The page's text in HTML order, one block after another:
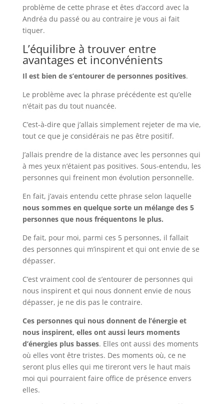
problème de cette phrase et êtes d’accord avec la
Andréa du passé ou au contraire je vous ai fait
tiquer.
L’équilibre à trouver entre
avantages et inconvénients
Il est bien de s’entourer de personnes positives.
Le problème avec la phrase précédente est qu’elle
n’était pas du tout nuancée.
C’est-à-dire que j’allais simplement rejeter de ma vie,
tout ce que je considérais ne pas être positif.
J’allais prendre de la distance avec les personnes qui
à mes yeux n’étaient pas positives. Sous-entendu, les
personnes qui freinent mon évolution personnelle.
En fait, j’avais entendu cette phrase selon laquelle
nous sommes en quelque sorte un mélange des 5
personnes que nous fréquentons le plus.
De fait, pour moi, parmi ces 5 personnes, il fallait
des personnes qui m’inspirent et qui ont envie de se
dépasser.
C’est vraiment cool de s’entourer de personnes qui
nous inspirent et qui nous donnent envie de nous
dépasser, je ne dis pas le contraire.
Ces personnes qui nous donnent de l’énergie et
nous inspirent, elles ont aussi leurs moments
d’énergies plus basses. Elles ont aussi des moments
où elles vont être tristes. Des moments où, ce ne
seront plus elles qui me tireront vers le haut mais
moi qui pourraient faire office de présence envers
elles.